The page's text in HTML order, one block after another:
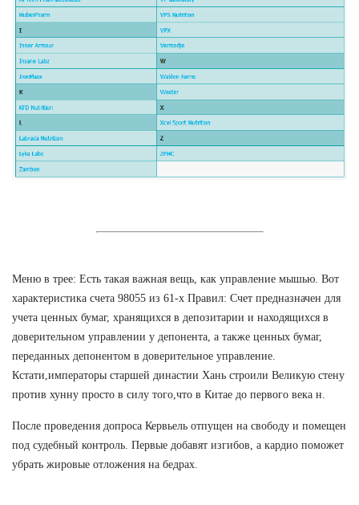
Меню в трее: Есть такая важная вещь, как управление мышью. Вот
характеристика счета 98055 из 61-х Правил: Счет предназначен для
учета ценных бумаг, хранящихся в депозитарии и находящихся в
доверительном управлении у депонента, а также ценных бумаг,
переданных депонентом в доверительное управление.
Кстати,императоры старшей династии Хань строили Великую стену
против хунну просто в силу того,что в Китае до первого века н.
После проведения допроса Кервьель отпущен на свободу и помещен
под судебный контроль. Первые добавят изгибов, а кардио поможет
убрать жировые отложения на бедрах.